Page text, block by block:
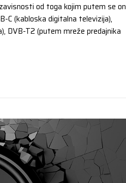
od toga kojim putem se on
C (kabloska digitalna televizija),
DVB-T2 (putem mreže predajnika